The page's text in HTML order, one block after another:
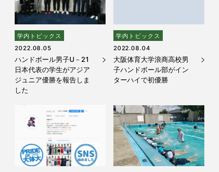
学内トピックス
2022.08.05
ハンドボール男子U－21
日本代表の学生がアジア
ジュニア優勝を報告しま
した
学内トピックス
2022.08.04
大阪体育大学浪商高校男
子ハンドボール部がイン
ターハイで初優勝